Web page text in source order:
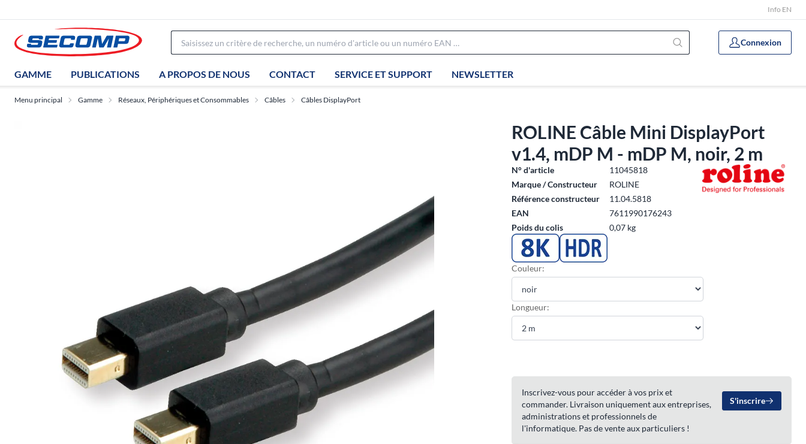
Info EN
Connexion
GAMME PUBLICATIONS A PROPOS DE NOUS CONTACT SERVICE ET SUPPORT NEWSLETTER
Menu principal Gamme Réseaux, Périphériques et Consommables Câbles Câbles DisplayPort
ROLINE Câble Mini DisplayPort
v1.4, mDP M - mDP M, noir, 2 m
N° d'article
11045818
Marque / Constructeur
ROLINE
Référence constructeur
11.04.5818
EAN
7611990176243
Poids du colis
0,07 kg
Couleur:
Longueur:
Inscrivez-vous pour accéder à vos prix et
commander. Livraison uniquement aux entreprises,
administrations et professionnels de
l'informatique. Pas de vente aux particuliers !
S'inscrire